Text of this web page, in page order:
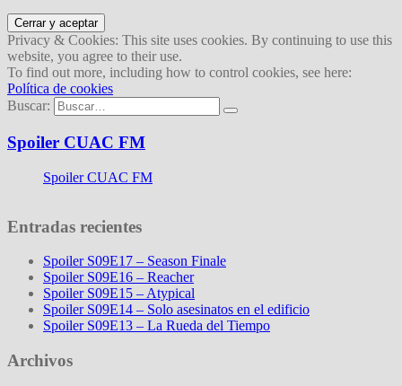
Privacy & Cookies: This site uses cookies. By continuing to use this
website, you agree to their use.
To find out more, including how to control cookies, see here:
Política de cookies
Buscar:
Spoiler CUAC FM
Spoiler CUAC FM
Entradas recientes
Spoiler S09E17 – Season Finale
Spoiler S09E16 – Reacher
Spoiler S09E15 – Atypical
Spoiler S09E14 – Solo asesinatos en el edificio
Spoiler S09E13 – La Rueda del Tiempo
Archivos